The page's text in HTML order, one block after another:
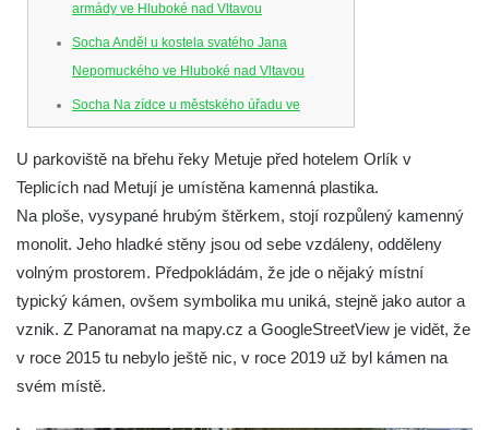
armády ve Hluboké nad Vltavou
Socha Anděl u kostela svatého Jana
Nepomuckého ve Hluboké nad Vltavou
Socha Na zídce u městského úřadu ve
Socha Posel na břehu Munického rybníka
ve Hluboké nad Vltavou
Socha Ledviny mezi kruhovým objezdem a
Munickým rybníkem ve Hluboké nad
Vltavou
Socha Memento na kruhovém objezdu ve
Hluboké nad Vltavou
Socha Chalikotérium v ZOO Hluboká
U parkoviště na břehu řeky Metuje před hotelem Orlík v
Teplicích nad Metují je umístěna kamenná plastika.
Na ploše, vysypané hrubým štěrkem, stojí rozpůlený kamenný
monolit. Jeho hladké stěny jsou od sebe vzdáleny, odděleny
volným prostorem. Předpokládám, že jde o nějaký místní
typický kámen, ovšem symbolika mu uniká, stejně jako autor a
vznik. Z Panoramat na mapy.cz a GoogleStreetView je vidět, že
v roce 2015 tu nebylo ještě nic, v roce 2019 už byl kámen na
svém místě.